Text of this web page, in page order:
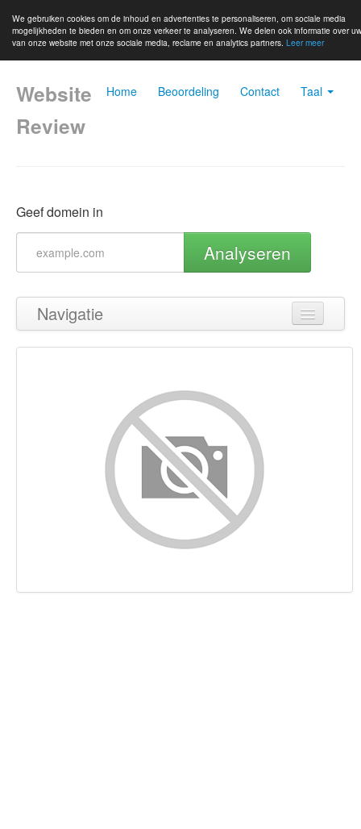
We gebruiken cookies om de inhoud en advertenties te personaliseren, om sociale media
mogelijkheden te bieden en om onze verkeer te analyseren. We delen ook informatie over
van onze website met onze sociale media, reclame en analytics partners. Leer meer
Home Beoordeling Contact Taal
Website
Review
Geef domein in
Analyseren
Navigatie
Terug naar boven
Keywords
Bruikbaarheid
Document